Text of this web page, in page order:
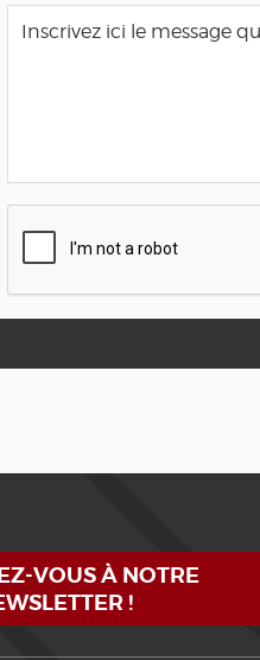
VOUS À NOTRE
!